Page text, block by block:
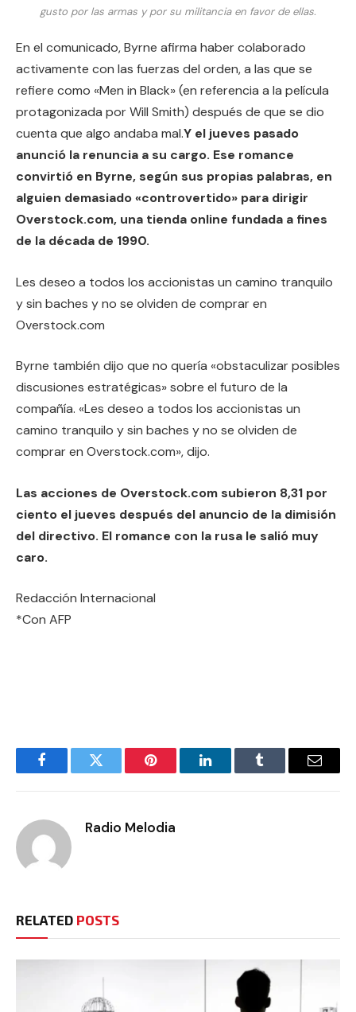
gusto por las armas y por su militancia en favor de ellas.
En el comunicado, Byrne afirma haber colaborado
activamente con las fuerzas del orden, a las que se
refiere como «Men in Black» (en referencia a la película
protagonizada por Will Smith) después de que se dio
cuenta que algo andaba mal.Y el jueves pasado
anunció la renuncia a su cargo. Ese romance
convirtió en Byrne, según sus propias palabras, en
alguien demasiado «controvertido» para dirigir
Overstock.com, una tienda online fundada a fines
de la década de 1990.
Les deseo a todos los accionistas un camino tranquilo
y sin baches y no se olviden de comprar en
Overstock.com
Byrne también dijo que no quería «obstaculizar posibles
discusiones estratégicas» sobre el futuro de la
compañía. «Les deseo a todos los accionistas un
camino tranquilo y sin baches y no se olviden de
comprar en Overstock.com», dijo.
Las acciones de Overstock.com subieron 8,31 por
ciento el jueves después del anuncio de la dimisión
del directivo. El romance con la rusa le salió muy
caro.
Redacción Internacional
*Con AFP
FacebookTwitter Pinterest LinkedInTumblr Email
Radio Melodia
RELATED POSTS